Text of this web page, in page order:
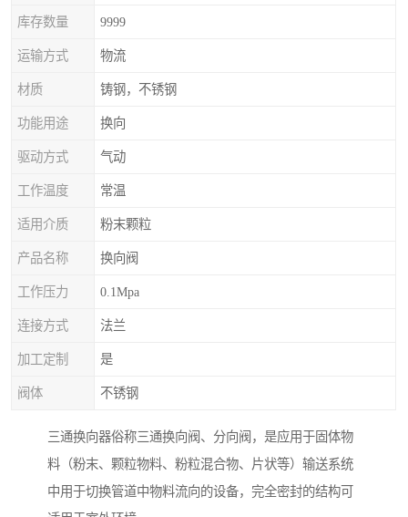
库存数量 9999
运输方式 物流
材质 铸钢，不锈钢
功能用途 换向
驱动方式 气动
工作温度 常温
适用介质 粉末颗粒
产品名称 换向阀
工作压力 0.1Mpa
连接方式 法兰
加工定制 是
阀体 不锈钢
三通换向器俗称三通换向阀、分向阀，是应用于固体物
料（粉末、颗粒物料、粉粒混合物、片状等）输送系统
中用于切换管道中物料流向的设备，完全密封的结构可